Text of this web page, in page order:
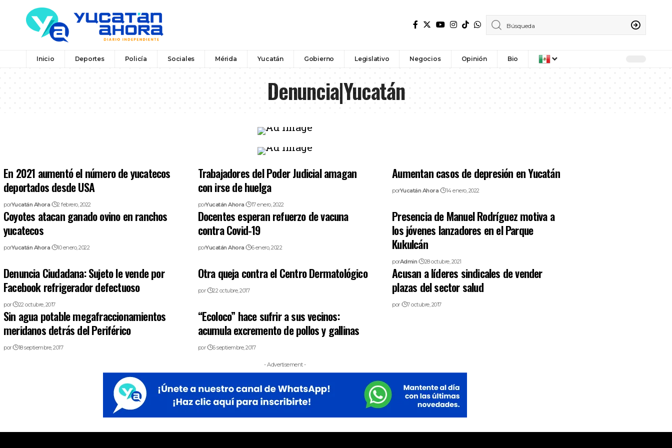
Inicio Deportes Policía Sociales Mérida Yucatán Gobierno Legislativo Negocios Opinión Bio
Denuncia|Yucatán
En 2021 aumentó el número de yucatecos
deportados desde USA
porYucatán Ahora 2 febrero, 2022
Trabajadores del Poder Judicial amagan
con irse de huelga
porYucatán Ahora 17 enero, 2022
Aumentan casos de depresión en Yucatán
porYucatán Ahora 14 enero, 2022
Coyotes atacan ganado ovino en ranchos
yucatecos
porYucatán Ahora 10 enero, 2022
Docentes esperan refuerzo de vacuna
contra Covid-19
porYucatán Ahora 6 enero, 2022
Presencia de Manuel Rodríguez motiva a
los jóvenes lanzadores en el Parque
Kukulcán
porAdmin 28 octubre, 2021
Denuncia Ciudadana: Sujeto le vende por
Facebook refrigerador defectuoso
por 22 octubre, 2017
Otra queja contra el Centro Dermatológico
por 22 octubre, 2017
Acusan a líderes sindicales de vender
plazas del sector salud
por 7 octubre, 2017
Sin agua potable megafraccionamientos
meridanos detrás del Periférico
por 18 septiembre, 2017
“Ecoloco” hace sufrir a sus vecinos:
acumula excremento de pollos y gallinas
por 6 septiembre, 2017
- Advertisement -